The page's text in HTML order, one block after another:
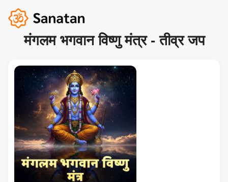
मंगलम भगवान विष्णु मंत्र - तीव्र जप